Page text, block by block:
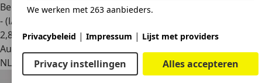
Benzine
- (l/100 km)
2,8
Autobedrijf
NL 4191 CLGeldermalsen
We werken met 263 aanbieders.
Privacybeleid | Impressum | Lijst met providers
Privacy instellingen Alles accepteren